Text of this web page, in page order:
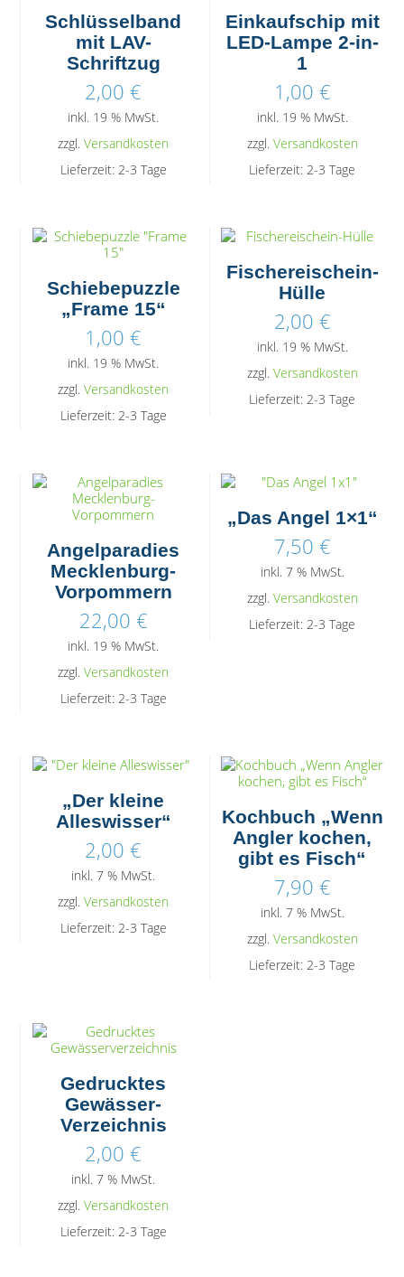
Schlüsselband
mit LAV-
Schriftzug
2,00€
inkl. 19 % MwSt.
zzgl.Versandkosten
Lieferzeit: 2-3 Tage
Einkaufschip mit
LED-Lampe 2-in-
1
1,00 €
inkl. 19 % MwSt.
zzgl. Versandkosten
Lieferzeit:2-3 Tage
Schiebepuzzle
„Frame 15“
1,00€
inkl. 19 % MwSt.
zzgl.Versandkosten
Lieferzeit: 2-3 Tage
Fischereischein-
Hülle
2,00 €
inkl. 19 % MwSt.
zzgl. Versandkosten
Lieferzeit:2-3 Tage
Angelparadies
Mecklenburg-
Vorpommern
22,00 €
inkl. 19 % MwSt.
zzgl.Versandkosten
Lieferzeit: 2-3 Tage
„Das Angel 1×1“
7,50 €
inkl. 7 % MwSt.
zzgl. Versandkosten
Lieferzeit:2-3 Tage
„Der kleine
Alleswisser“
2,00€
inkl. 7 % MwSt.
zzgl.Versandkosten
Lieferzeit: 2-3 Tage
Kochbuch „Wenn
Angler kochen,
gibt es Fisch“
7,90 €
inkl. 7 % MwSt.
zzgl. Versandkosten
Lieferzeit:2-3 Tage
Gedrucktes
Gewässer-
Verzeichnis
2,00€
inkl. 7 % MwSt.
zzgl.Versandkosten
Lieferzeit: 2-3 Tage